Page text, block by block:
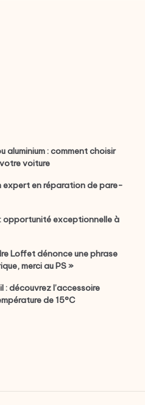
aluminium : comment choisir
voiture
expert en réparation de pare-
opportunité exceptionnelle à
Loffet dénonce une phrase
merci au PS »
: découvrez l’accessoire
de 15°C